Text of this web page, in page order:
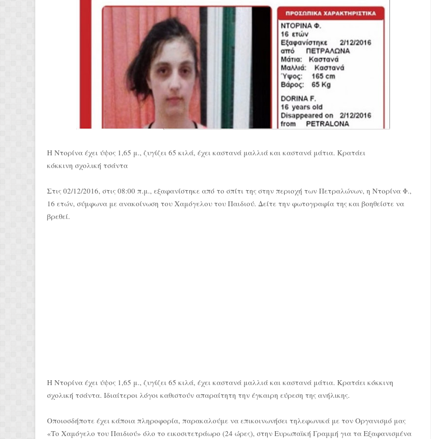
Η Ντορίνα έχει ύψος 1,65 μ., ζυγίζει 65 κιλά, έχει καστανά μαλλιά και καστανά μάτια. Κρατάει
κόκκινη σχολική τσάντα
Στις 02/12/2016, στις 08:00 π.μ., εξαφανίστηκε από το σπίτι της στην περιοχή των Πετραλώνων, η Ντορίνα Φ.,
16 ετών, σύμφωνα με ανακοίνωση του Χαμόγελου του Παιδιού. Δείτε την φωτογραφία της και βοηθείστε να
βρεθεί.
Η Ντορίνα έχει ύψος 1,65 μ., ζυγίζει 65 κιλά, έχει καστανά μαλλιά και καστανά μάτια. Κρατάει κόκκινη
σχολική τσάντα. Ιδιαίτεροι λόγοι καθιστούν απαραίτητη την έγκαιρη εύρεση της ανήλικης.
Οποιοσδήποτε έχει κάποια πληροφορία, παρακαλούμε να επικοινωνήσει τηλεφωνικά με τον Οργανισμό μας
«Το Χαμόγελο του Παιδιού» όλο το εικοσιτετράωρο (24 ώρες), στην Ευρωπαϊκή Γραμμή για τα Εξαφανισμένα